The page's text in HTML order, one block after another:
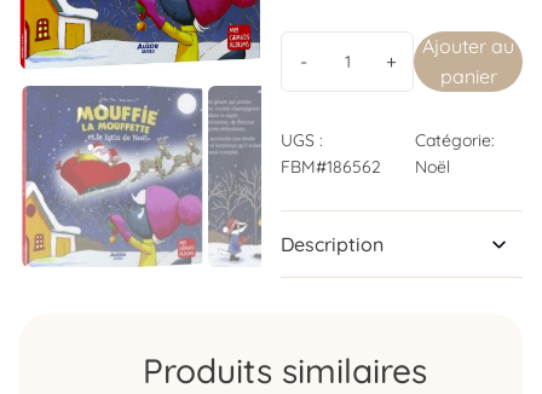
Ajouter au
panier
UGS :
FBM#186562
Catégorie:
Noël
Description
Produits similaires